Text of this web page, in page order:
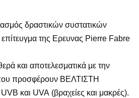
δραστικών συστατικών
της Ερευνας Pierre Fabre
και αποτελεσματικά με την
προσφέρουν ΒΕΛΤΙΣΤΗ
και UVA (βραχείες και μακρές).